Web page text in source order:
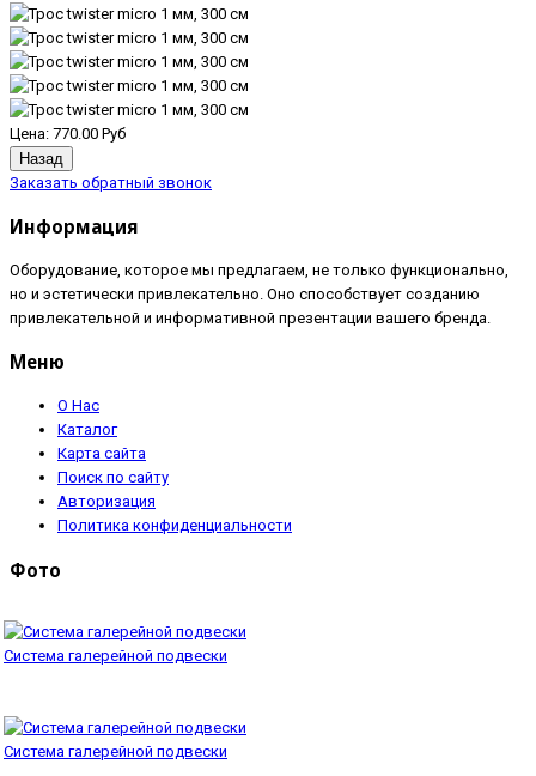
Цена: 770.00 Руб
Заказать обратный звонок
Информация
Оборудование, которое мы предлагаем, не только функционально,
но и эстетически привлекательно. Оно способствует созданию
привлекательной и информативной презентации вашего бренда.
Меню
О Нас
Каталог
Карта сайта
Поиск по сайту
Авторизация
Политика конфиденциальности
Фото
Система галерейной подвески
Система галерейной подвески